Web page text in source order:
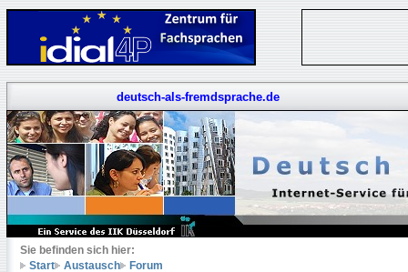
deutsch-als-fremdsprache.de
Sie befinden sich hier:
Start
Austausch Forum